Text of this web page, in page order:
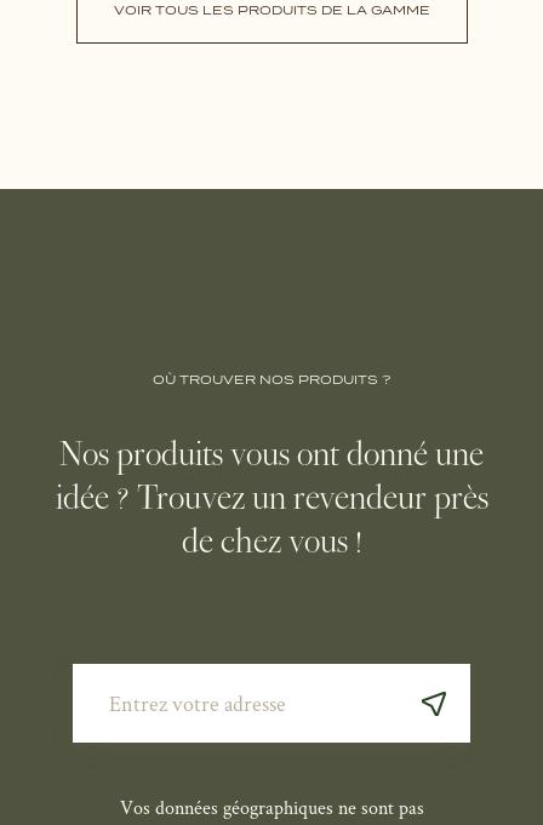
VOIR TOUS LES PRODUITS DE LA GAMME
OÙ TROUVER NOS PRODUITS ?
Nos produits vous ont donné une
idée ? Trouvez un revendeur près
de chez vous !
Vos données géographiques ne sont pas